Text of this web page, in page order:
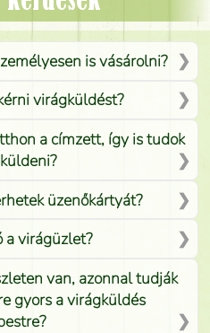
is vásárolni?
virágküldést?
a címzett, így is tudok
üzenőkártyát?
virágüzlet?
van, azonnal tudják
gyors a virágküldés